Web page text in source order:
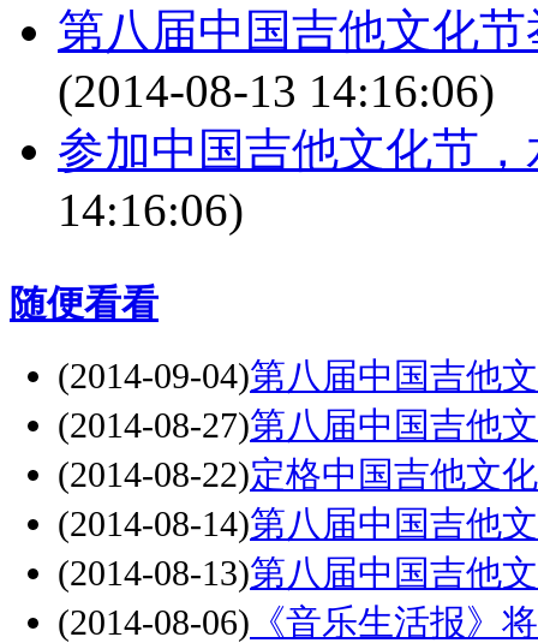
第八届中国吉他文化
(2014-08-13 14:16:06)
参加中国吉他文化节
14:16:06)
随便看看
(2014-09-04)第八届中国吉他
(2014-08-27)第八届中国吉他
(2014-08-22)定格中国吉他文
(2014-08-14)第八届中国吉他
(2014-08-13)第八届中国吉他
(2014-08-06) 《音乐生活报》